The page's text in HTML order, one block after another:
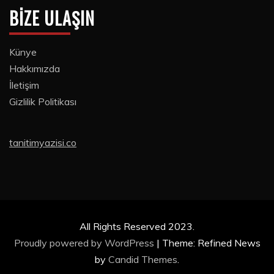
BIZE ULAŞIN
Künye
Hakkımızda
İletişim
Gizlilik Politikası
tanitimyazisi.co
All Rights Reserved 2023.
Proudly powered by WordPress | Theme: Refined News
by Candid Themes